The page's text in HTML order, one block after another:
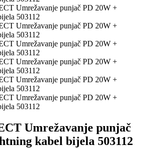
Umrežavanje punjač
kabel bijela 503112